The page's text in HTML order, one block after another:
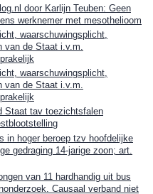
door Karlijn Teuben: Geen
werknemer met mesothelioom
waarschuwingsplicht,
van de Staat i.v.m.
waarschuwingsplicht,
van de Staat i.v.m.
Staat tav toezichtsfalen
in hoger beroep tzv hoofdelijke
gedraging 14-jarige zoon; art.
van 11 hardhandig uit bus
Causaal verband niet